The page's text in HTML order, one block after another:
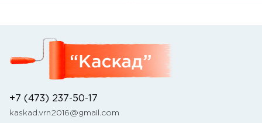
+7 (473) 237-50-17
kaskad.vrn2016@gmail.com